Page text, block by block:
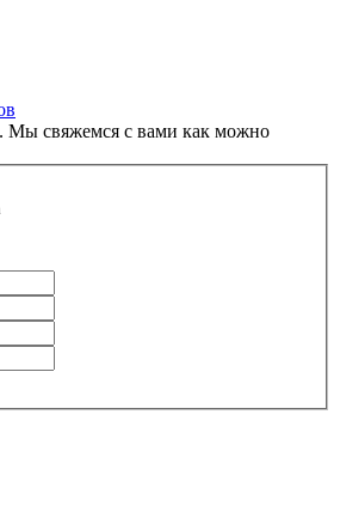
Мы свяжемся с вами как можно